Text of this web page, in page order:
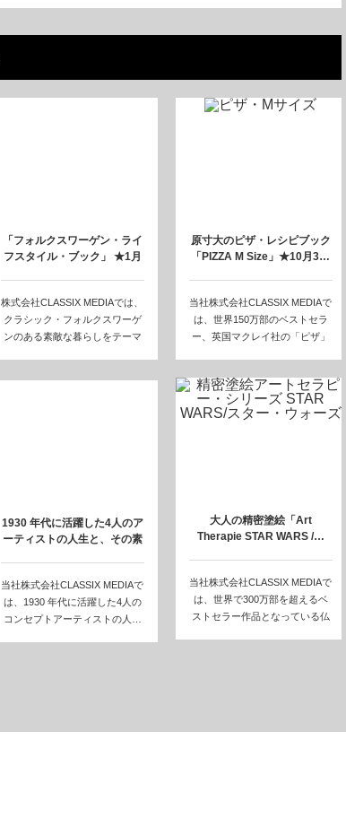
「フォルクスワーゲン・ライ
フスタイル・ブック」 ★1月
株式会社CLASSIX MEDIAでは、
クラシック・フォルクスワーゲ
ンのある素敵な暮らしをテーマ
原寸大のピザ・レシピブック
「PIZZA M Size」★10月3…
当社株式会社CLASSIX MEDIAで
は、世界150万部のベストセラ
ー、英国マクレイ社の「ピザ」
1930 年代に活躍した4人のア
ーティストの人生と、その素
当社株式会社CLASSIX MEDIAで
は、1930 年代に活躍した4人の
コンセプトアーティストの人…
大人の精密塗絵「Art
Therapie STAR WARS /…
当社株式会社CLASSIX MEDIAで
は、世界で300万部を超えるベ
ストセラー作品となっている仏